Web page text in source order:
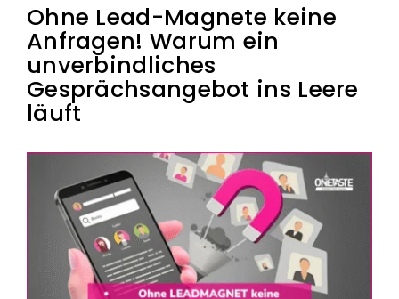
Ohne Lead-Magnete keine
Anfragen! Warum ein
unverbindliches
Gesprächsangebot ins Leere
läuft